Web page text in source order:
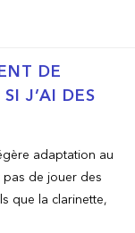
DE
J’AI DES
adaptation au
pas de jouer des
que la clarinette,